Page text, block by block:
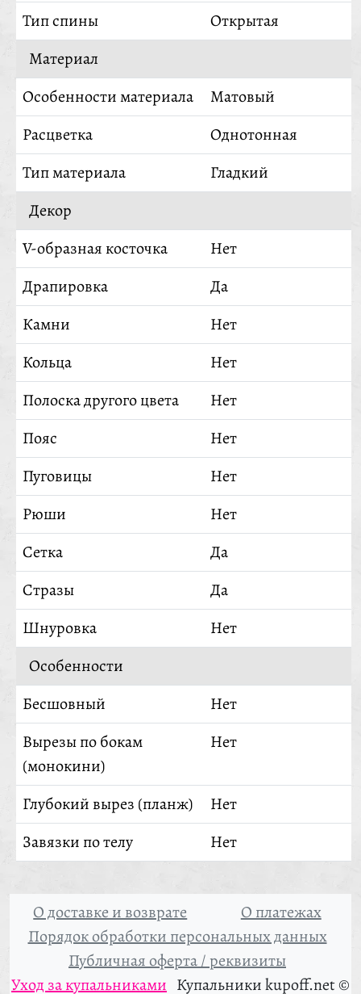
Тип спины
Открытая
Материал
Особенности материала
Матовый
Расцветка
Однотонная
Тип материала
Гладкий
Декор
V-образная косточка
Нет
Драпировка
Да
Камни
Нет
Кольца
Нет
Полоска другого цвета
Нет
Пояс
Нет
Пуговицы
Нет
Рюши
Нет
Сетка
Да
Стразы
Да
Шнуровка
Нет
Особенности
Бесшовный
Нет
Вырезы по бокам
(монокини)
Нет
Глубокий вырез (планж)
Нет
Завязки по телу
Нет
О доставке и возврате
О платежах
Порядок обработки персональных данных
Публичная оферта / реквизиты
Уход за купальниками Купальники kupoff.net ©